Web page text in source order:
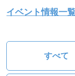
イベント情報一
すべて